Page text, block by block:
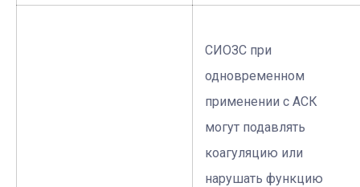
СИОЗС при
одновременном
применении с АСК
могут подавлять
коагуляцию или
нарушать функцию